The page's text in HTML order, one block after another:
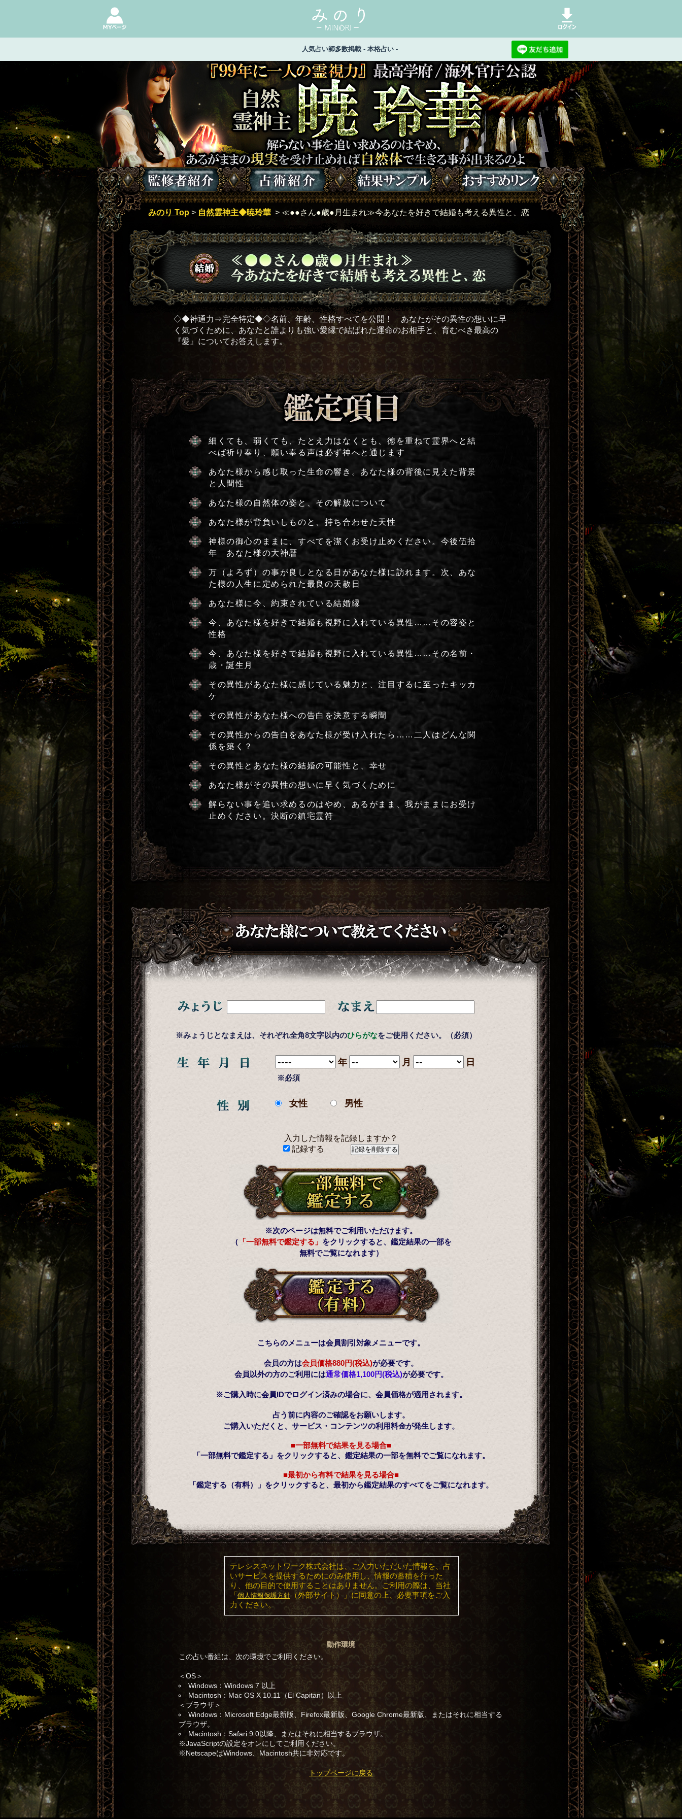
人気占い師多数掲載 - 本格占い -
『99年に一人の霊視力』最高学府/海外官庁公認【自然霊神主 暁玲華】 解らない事を追い求めるのはやめ、あるがままの現実を受け
止めれば自然体で生きる事が出来るのよ
みのり Top > 自然霊神主◆暁玲華 > ≪●●さん●歳●月生まれ≫今あなたを好きで結婚も考える異性と、恋
◇◆神通力⇒完全特定◆◇名前、年齢、性格すべてを公開！ あなたがその異性の想いに早
く気づくために、あなたと誰よりも強い愛縁で結ばれた運命のお相手と、育むべき最高の
『愛』についてお答えします。
鑑定項目
細くても、弱くても、たとえ力はなくとも、徳を重ねて霊界へと結
べば祈り奉り、願い奉る声は必ず神へと通じます
あなた様から感じ取った生命の響き。あなた様の背後に見えた背景
と人間性
あなた様の自然体の姿と、その解放について
あなた様が背負いしものと、持ち合わせた天性
神様の御心のままに、すべてを潔くお受け止めください。今後伍拾
年 あなた様の大神暦
万（よろず）の事が良しとなる日があなた様に訪れます。次、あな
た様の人生に定められた最良の天赦日
あなた様に今、約束されている結婚縁
今、あなた様を好きで結婚も視野に入れている異性……その容姿と
性格
今、あなた様を好きで結婚も視野に入れている異性……その名前・
歳・誕生月
その異性があなた様に感じている魅力と、注目するに至ったキッカ
ケ
その異性があなた様への告白を決意する瞬間
その異性からの告白をあなた様が受け入れたら……二人はどんな関
係を築く？
その異性とあなた様の結婚の可能性と、幸せ
あなた様がその異性の想いに早く気づくために
解らない事を追い求めるのはやめ、あるがまま、我がままにお受け
止めください。決断の鎮宅霊符
あなた様について教えてください
みょうじ なまえ
※みょうじとなまえは、それぞれ全角8文字以内のひらがなをご使用ください。（必須）
生年月日 年 月 日
※必須
女性 男性
入力した情報を記録しますか？
記録する
※次のページは無料でご利用いただけます。
（ 「一部無料で鑑定する」 をクリックすると、鑑定結果の一部を
無料でご覧になれます）
こちらのメニューは会員割引対象メニューです。
会員の方は会員価格880円(税込)が必要です。
会員以外の方のご利用には通常価格1,100円(税込)が必要です。
※ご購入時に会員IDでログイン済みの場合に、会員価格が適用されます。
占う前に内容のご確認をお願いします。
ご購入いただくと、サービス・コンテンツの利用料金が発生します。
■一部無料で結果を見る場合■
「一部無料で鑑定する」をクリックすると、鑑定結果の一部を無料でご覧になれます。
■最初から有料で結果を見る場合■
「鑑定する（有料）」をクリックすると、最初から鑑定結果のすべてをご覧になれます。
テレシスネットワーク株式会社は、ご入力いただいた情報を、占
いサービスを提供するためにのみ使用し、情報の蓄積を行った
り、他の目的で使用することはありません。ご利用の際は、当社
「個人情報保護方針（外部サイト）」に同意の上、必要事項をご入
力ください。
動作環境
この占い番組は、次の環境でご利用ください。
＜OS＞
Windows：Windows 7 以上
Macintosh：Mac OS X 10.11（El Capitan）以上
＜ブラウザ＞
Windows：Microsoft Edge最新版、Firefox最新版、Google Chrome最新版、またはそれに相当する
ブラウザ。
Macintosh：Safari 9.0以降、またはそれに相当するブラウザ。
※JavaScriptの設定をオンにしてご利用ください。
※NetscapeはWindows、Macintosh共に非対応です。
トップページに戻る